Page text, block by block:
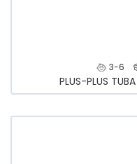
3-6
PLUS-PLUS